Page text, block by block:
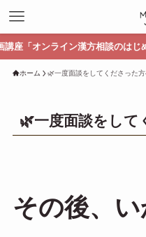
ン漢方相談のはじめかた」講座
ホーム 🌿一度面談をしてくださった
🌿一度面談をして
その後、